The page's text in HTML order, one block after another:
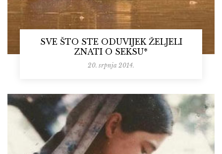
SVE ŠTO STE ODUVIJEK ŽELJELI
ZNATI O SEKSU*
20. srpnja 2014.